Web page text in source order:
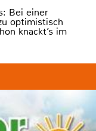
Bei einer
optimistisch
knackt’s im